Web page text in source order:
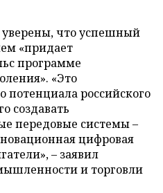
уверены, что успешный
«придает
программе
«Это
потенциала российского
создавать
передовые системы –
цифровая
– заявил
и торговли